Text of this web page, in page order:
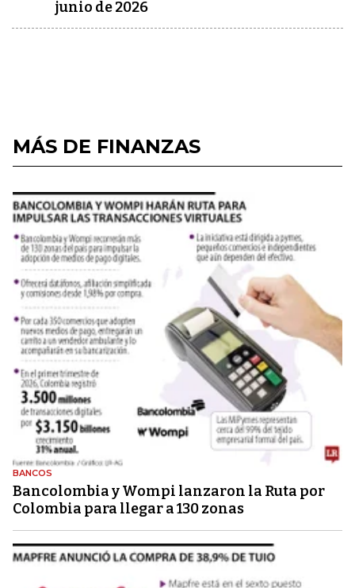
junio de 2026
MÁS DE FINANZAS
BANCOS
Bancolombia y Wompi lanzaron la Ruta por
Colombia para llegar a 130 zonas